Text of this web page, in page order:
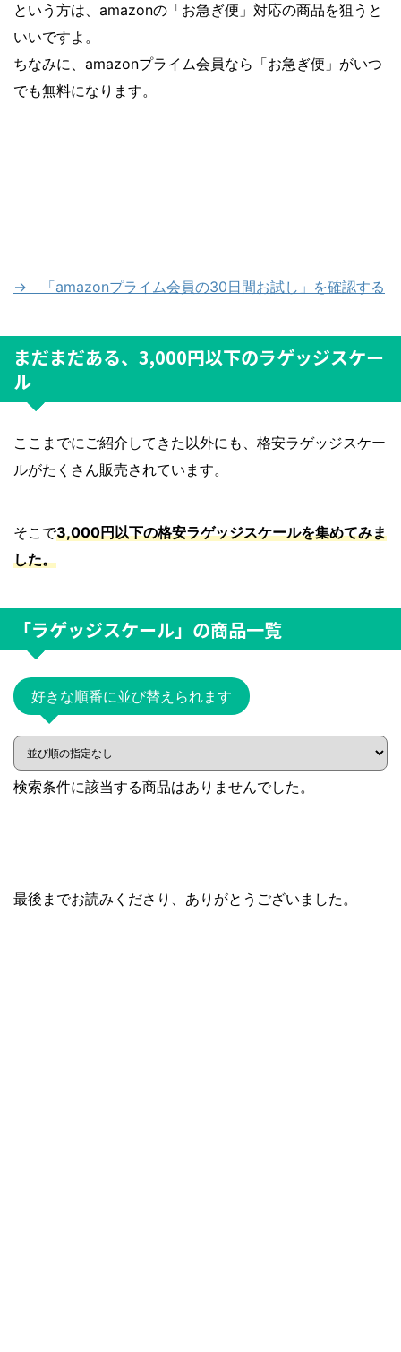
という方は、amazonの「お急ぎ便」対応の商品を狙うと
いいですよ。
ちなみに、amazonプライム会員なら「お急ぎ便」がいつ
でも無料になります。
→ 「amazonプライム会員の30日間お試し」を確認する
まだまだある、3,000円以下のラゲッジスケー
ル
ここまでにご紹介してきた以外にも、格安ラゲッジスケー
ルがたくさん販売されています。
そこで3,000円以下の格安ラゲッジスケールを集めてみま
した。
「ラゲッジスケール」 の商品一覧
好きな順番に並び替えられます
検索条件に該当する商品はありませんでした。
最後までお読みくださり、ありがとうございました。